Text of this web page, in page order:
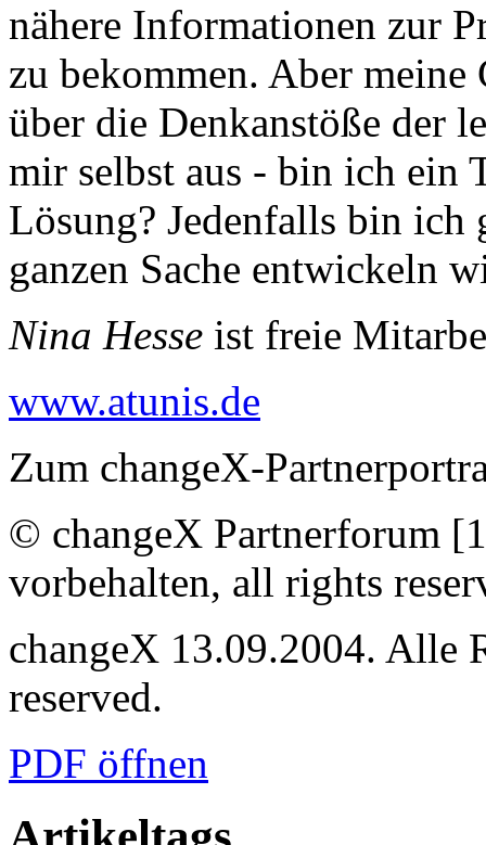
nähere Informationen zur
zu bekommen. Aber meine
über die Denkanstöße der
mir selbst aus - bin ich ein
Lösung? Jedenfalls bin ich
ganzen Sache entwickeln
Nina Hesse ist freie
www.atunis.de
Zum changeX-
© changeX Partnerforum
vorbehalten, all rights
changeX 13.09.2004. Alle
reserved.
PDF öffnen